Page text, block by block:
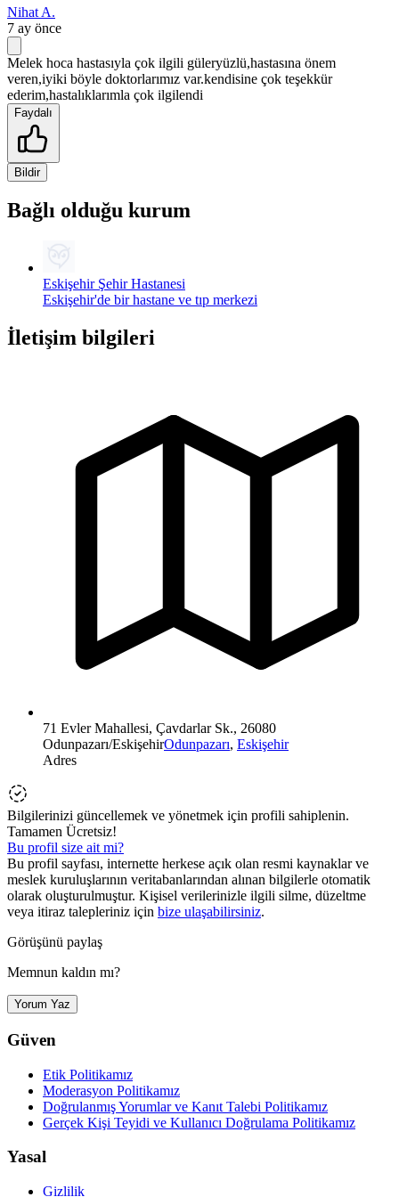
Nihat A.
7 ay önce
Melek hoca hastasıyla çok ilgili güleryüzlü,hastasına önem
veren,iyiki böyle doktorlarımız var.kendisine çok teşekkür
ederim,hastalıklarımla çok ilgilendi
Faydalı
Bildir
Bağlı olduğu kurum
Eskişehir Şehir Hastanesi
Eskişehir'de bir hastane ve tıp merkezi
İletişim bilgileri
71 Evler Mahallesi, Çavdarlar Sk., 26080
Odunpazarı/EskişehirOdunpazarı, Eskişehir
Adres
Bilgilerinizi güncellemek ve yönetmek için profili sahiplenin.
Tamamen Ücretsiz!
Bu profil size ait mi?
Bu profil sayfası, internette herkese açık olan resmi kaynaklar ve
meslek kuruluşlarının veritabanlarından alınan bilgilerle otomatik
olarak oluşturulmuştur. Kişisel verilerinizle ilgili silme, düzeltme
veya itiraz talepleriniz için bize ulaşabilirsiniz.
Görüşünü paylaş
Memnun kaldın mı?
Yorum Yaz
Güven
Etik Politikamız
Moderasyon Politikamız
Doğrulanmış Yorumlar ve Kanıt Talebi Politikamız
Gerçek Kişi Teyidi ve Kullanıcı Doğrulama Politikamız
Yasal
Gizlilik